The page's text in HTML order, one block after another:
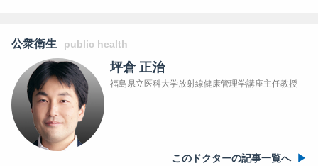
公衆衛生 public health
坪倉 正治
福島県立医科大学放射線健康管理学講座主任教授
このドクターの記事一覧へ